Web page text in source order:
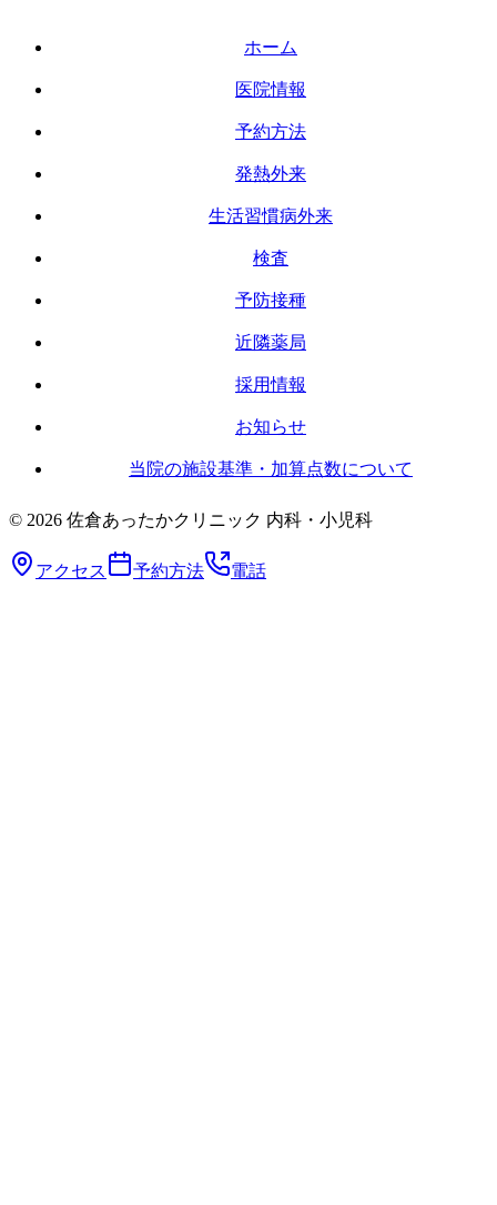
ホーム
医院情報
予約方法
発熱外来
生活習慣病外来
検査
予防接種
近隣薬局
採用情報
お知らせ
当院の施設基準・加算点数について
© 2026 佐倉あったかクリニック 内科・小児科
アクセス 予約方法 電話